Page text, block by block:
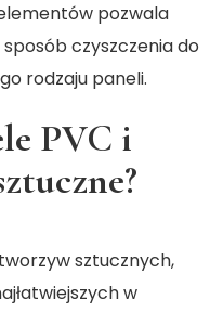
pozwala
czyszczenia do
rodzaju paneli.
PVC i
sztucznych,
w